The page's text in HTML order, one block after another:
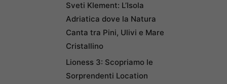
Sveti Klement: L’Isola
Adriatica dove la Natura
Canta tra Pini, Ulivi e Mare
Cristallino
Lioness 3: Scopriamo le
Sorprendenti Location